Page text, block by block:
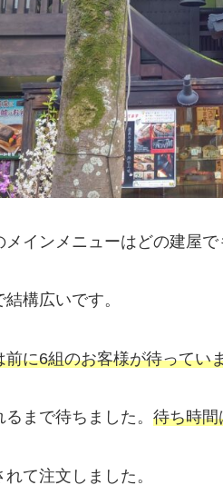
インメニューはどの建屋で
構広いです。
に6組のお客様が待ってい
まで待ちました。 待ち時間
て注文しました。